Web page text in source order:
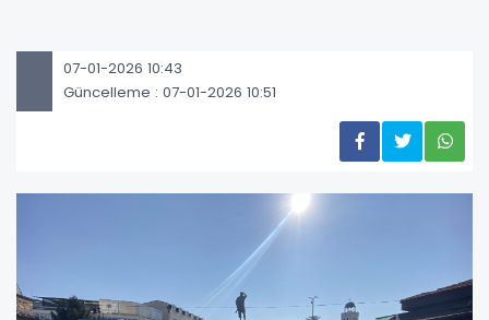
07-01-2026 10:43
Güncelleme : 07-01-2026 10:51